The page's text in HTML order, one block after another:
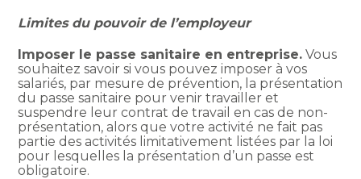
Limites du pouvoir de l’employeur
Imposer le passe sanitaire en entreprise. Vous
souhaitez savoir si vous pouvez imposer à vos
salariés, par mesure de prévention, la présentation
du passe sanitaire pour venir travailler et
suspendre leur contrat de travail en cas de non-
présentation, alors que votre activité ne fait pas
partie des activités limitativement listées par la loi
pour lesquelles la présentation d’un passe est
obligatoire.